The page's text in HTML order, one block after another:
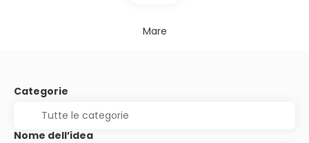
Mare
Categorie
Nome dell’idea